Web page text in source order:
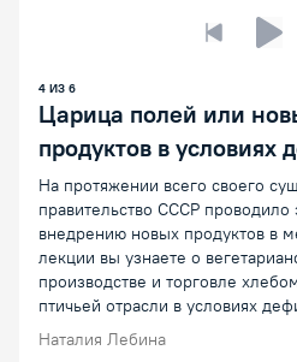
4 ИЗ 6
Царица полей или
продуктов в условиях
На протяжении всего своего
правительство СССР
внедрению новых продуктов в
лекции вы узнаете о
производстве и торговле
птичьей отрасли в условиях
Наталия Лебина